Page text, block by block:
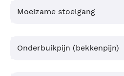
Moeizame stoelgang
Onderbuikpijn (bekkenpijn)